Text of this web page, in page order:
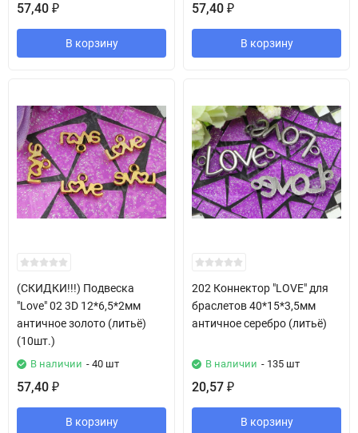
57,40 ₽
В корзину
57,40 ₽
В корзину
(СКИДКИ!!!) Подвеска
"Love" 02 3D 12*6,5*2мм
античное золото (литьё)
(10шт.)
В наличии - 40 шт
57,40 ₽
В корзину
202 Коннектор "LOVE" для
браслетов 40*15*3,5мм
античное серебро (литьё)
В наличии - 135 шт
20,57 ₽
В корзину